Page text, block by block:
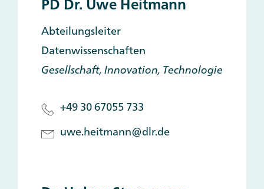
Abteilungsleiter
Datenwissenschaften
Gesellschaft, Innovation, Technologie
+49 30 67055 733
uwe.heitmann@dlr.de